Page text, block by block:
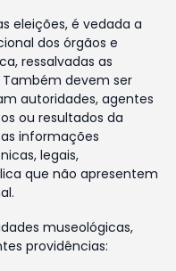
eleições, é vedada a
dos órgãos e
ressalvadas as
Também devem ser
autoridades, agentes
ou resultados da
informações
legais,
que não apresentem
museológicas,
providências: